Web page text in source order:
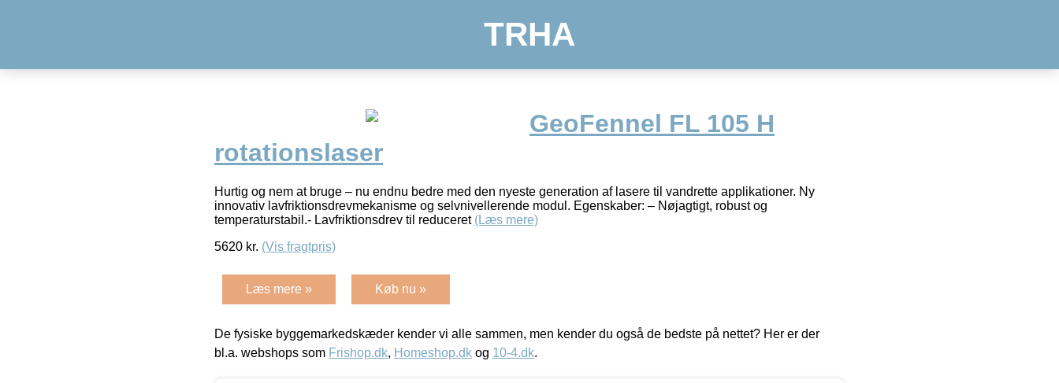
TRHA
GeoFennel FL 105 H
rotationslaser
Hurtig og nem at bruge – nu endnu bedre med den nyeste generation af lasere til vandrette applikationer. Ny
innovativ lavfriktionsdrevmekanisme og selvnivellerende modul. Egenskaber: – Nøjagtigt, robust og
temperaturstabil.- Lavfriktionsdrev til reduceret (Læs mere)
5620 kr. (Vis fragtpris)
Læs mere » Køb nu »
De fysiske byggemarkedskæder kender vi alle sammen, men kender du også de bedste på nettet? Her er der
bl.a. webshops som Frishop.dk, Homeshop.dk og 10-4.dk.